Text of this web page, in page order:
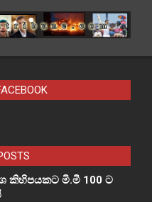
කිහිපයකට මි.මී 100 ට